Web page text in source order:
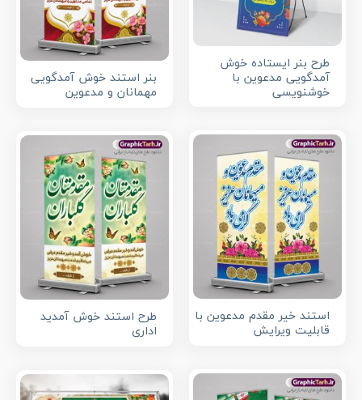
طرح بنر ایستاده خوش
آمدگویی مدعوین با
خوشنویسی
بنر استند خوش آمدگویی
مهمانان و مدعوین
استند خیر مقدم مدعوین با
قابلیت ویرایش
طرح استند خوش آمدید
اداری